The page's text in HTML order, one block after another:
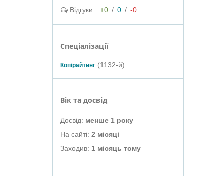
Відгуки:
+0 / 0 / -0
Спеціалізації
Копірайтинг (1132-й)
Вік та досвід
Досвід: менше 1 року
На сайті: 2 місяці
Заходив: 1 місяць тому